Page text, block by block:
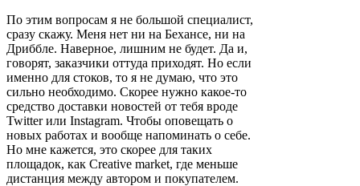
По этим вопросам я не большой специалист,
сразу скажу. Меня нет ни на Бехансе, ни на
Дриббле. Наверное, лишним не будет. Да и,
говорят, заказчики оттуда приходят. Но если
именно для стоков, то я не думаю, что это
сильно необходимо. Скорее нужно какое-то
средство доставки новостей от тебя вроде
Twitter или Instagram. Чтобы оповещать о
новых работах и вообще напоминать о себе.
Но мне кажется, это скорее для таких
площадок, как Creative market, где меньше
дистанция между автором и покупателем.